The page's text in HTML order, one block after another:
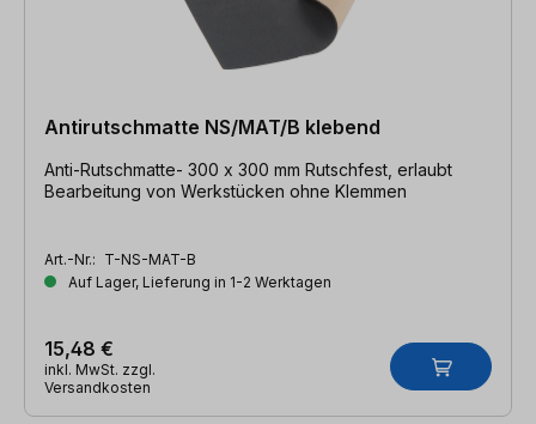
Antirutschmatte NS/MAT/B klebend
Anti-Rutschmatte- 300 x 300 mm Rutschfest, erlaubt
Bearbeitung von Werkstücken ohne Klemmen
Art.-Nr.: T-NS-MAT-B
Auf Lager, Lieferung in 1-2 Werktagen
15,48 €
inkl. MwSt. zzgl.
Versandkosten